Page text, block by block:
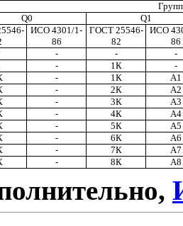
Q0
Q1
ИСО 4301/1-
86
ГОСТ 25546-
82
ИСО
86
- -
-
- 1К
-
- 1К
А1
- 2К
А2
- 3К
А3
- 4К
А4
- 5К
А5
- 6К
А6
- 7К
А7
- 8К А8